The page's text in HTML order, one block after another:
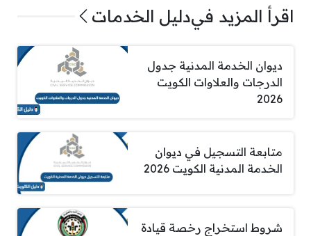
اقرأ المزيد فيدليل الخدمات
ديوان الخدمة المدنية جدول
الدرجات والعلاوات الكويت
2026
متابعة التسجيل في ديوان
الخدمة المدنية الكويت 2026
شروط استخراج رخصة قيادة